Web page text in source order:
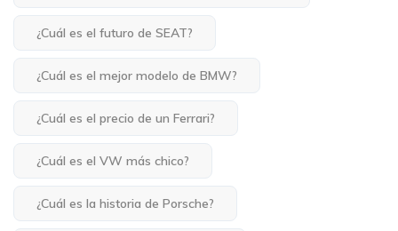
¿Cuál es el futuro de SEAT?
¿Cuál es el mejor modelo de BMW?
¿Cuál es el precio de un Ferrari?
¿Cuál es el VW más chico?
¿Cuál es la historia de Porsche?